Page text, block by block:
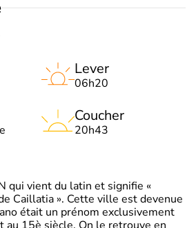
Lever
06h20
Coucher
20h43
qui vient du latin et signifie «
Caillatia ». Cette ville est devenue
était un prénom exclusivement